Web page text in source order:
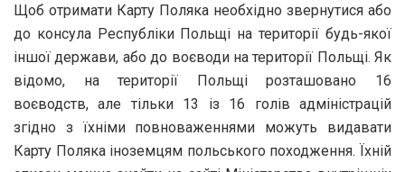
Щоб отримати Карту Поляка необхідно звернутися або
до консула Республіки Польщі на території будь-якої
іншої держави, або до воєводи на території Польщі. Як
відомо, на території Польщі розташовано 16
воєводств, але тільки 13 із 16 голів адміністрацій
згідно з їхніми повноваженнями можуть видавати
Карту Поляка іноземцям польського походження. Їхній